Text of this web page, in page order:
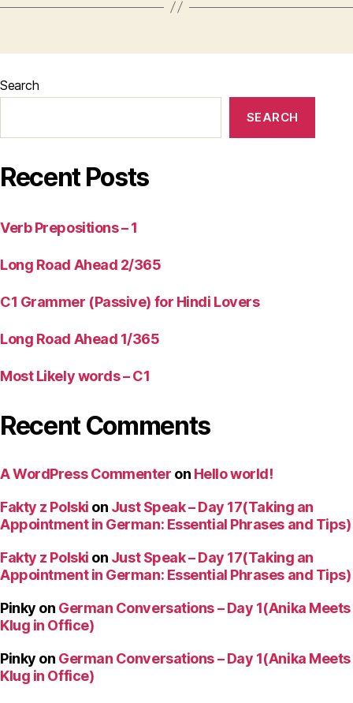
Search
SEARCH
Recent Posts
Verb Prepositions – 1
Long Road Ahead 2/365
C1 Grammer (Passive) for Hindi Lovers
Long Road Ahead 1/365
Most Likely words – C1
Recent Comments
A WordPress Commenter on Hello world!
Fakty z Polski on Just Speak – Day 17(Taking an
Appointment in German: Essential Phrases and Tips)
Fakty z Polski on Just Speak – Day 17(Taking an
Appointment in German: Essential Phrases and Tips)
Pinky on German Conversations – Day 1(Anika Meets
Klug in Office)
Pinky on German Conversations – Day 1(Anika Meets
Klug in Office)